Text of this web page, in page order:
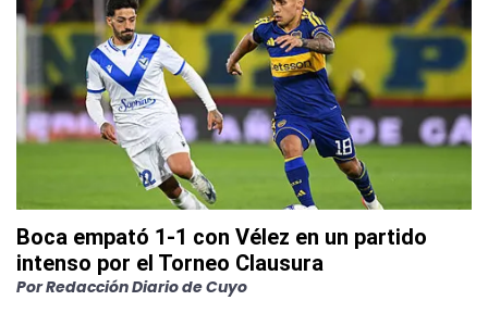
Boca empató 1-1 con Vélez en un partido
intenso por el Torneo Clausura
PorRedacción Diario de Cuyo